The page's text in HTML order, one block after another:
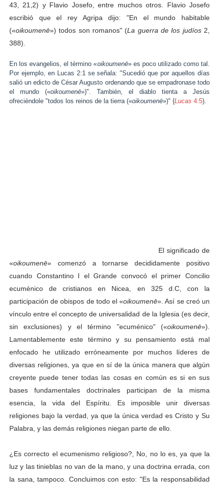
43, 21,2) y Flavio Josefo, entre muchos otros. Flavio Josefo
escribió que el rey Agripa dijo: "En el mundo habitable
(«oikoumenē») todos son romanos" (La guerra de los judíos 2,
388).
En los evangelios, el término «oikoumenē» es poco utilizado como tal.
Por ejemplo, en Lucas 2:1 se señala: "Sucedió que por aquellos días
salió un edicto de César Augusto ordenando que se empadronase todo
el mundo («oikoumenē»)". También, el diablo tienta a Jesús
ofreciéndole "todos los reinos de la tierra («oikoumenē»)" {Lucas 4:5).
El significado de
«oikoumenē» comenzó a tornarse decididamente positivo
cuando Constantino I el Grande convocó el primer Concilio
ecuménico de cristianos
en Nicea , en 325d.C, con la
participación de obispos de todo el «oikoumenē». Así se creó un
vínculo entre el concepto de universalidad de la Iglesia (es decir,
sin exclusiones) y el término "ecuménico" («oikoumenē»).
Lamentablemente este término y su pensamiento está mal
enfocado he utilizado erróneamente por muchos líderes de
diversas religiones, ya que en sí de la única manera que algún
creyente puede tener todas las cosas en común es si en sus
bases fundamentales doctrinales participan de la misma
esencia, la vida del Espíritu. Es imposible unir diversas
religiones bajo la verdad, ya que la única verdad es Cristo y Su
Palabra, y las demás religiones niegan parte de ello.
¿ Es correcto el ecumenismo religioso?, No, no lo es, ya que la
luz y las tinieblas no van de la mano, y una doctrina errada, con
la sana, tampoco. Concluimos con esto: "Es la responsabilidad